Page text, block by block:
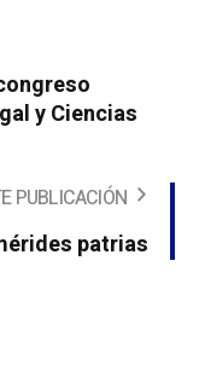
y Ciencias
PUBLICACIÓN
patrias